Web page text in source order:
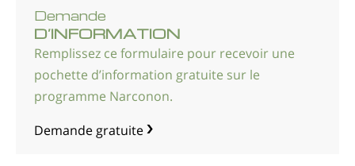
Russe
Suédois
Demande
D’INFORMATION
Remplissez ce formulaire pour recevoir une
pochette d’information gratuite sur le
programme Narconon.
Demande gratuite